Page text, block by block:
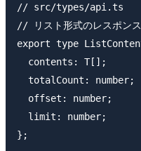
// src/types/api.ts
// リスト形式のレスポン
export type
  contents: T[];
  totalCount: number;
  offset: number;
  limit: number;
};